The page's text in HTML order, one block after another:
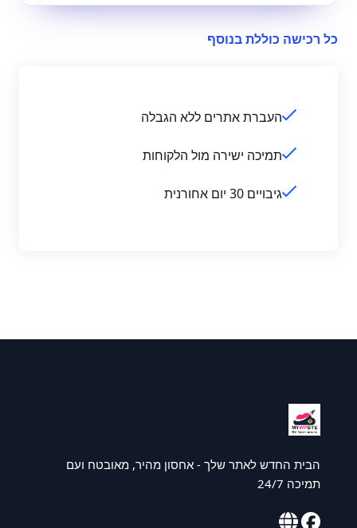
כל רכישה כוללת בנוסף
העברת אתרים ללא הגבלה
תמיכה ישירה מול הלקוחות
גיבויים 30 יום אחורנית
הבית החדש לאתר שלך - אחסון מהיר, מאובטח ועם
תמיכה 24/7